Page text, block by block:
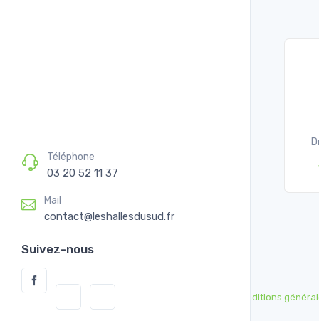
Téléphone
03 20 52 11 37
Mail
contact@leshallesdusud.fr
Suivez-nous
Conditions